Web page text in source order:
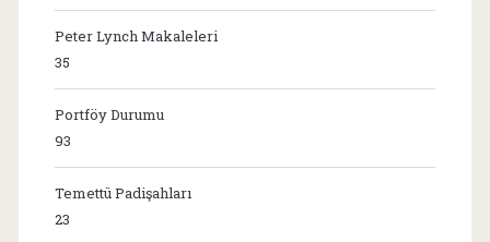
Peter Lynch Makaleleri
35
Portföy Durumu
93
Temettü Padişahları
23